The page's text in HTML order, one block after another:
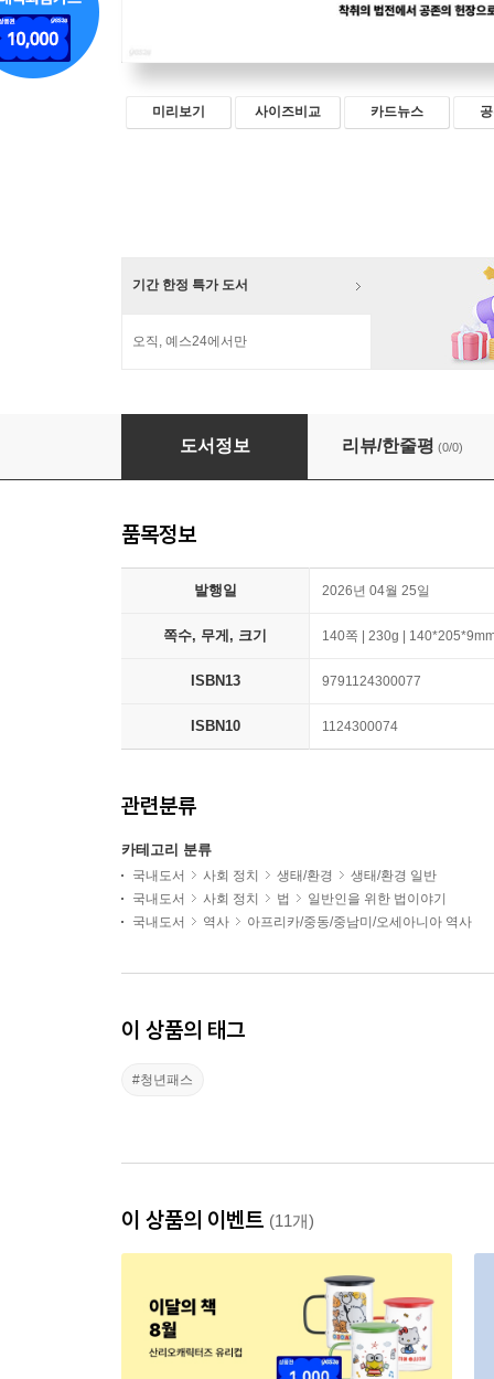
미리보기 사이즈비교 카드뉴스
기간 한정 특가 도서
오직, 예스24에서만
지구법학의 시대
도서정보 리뷰/한줄평 (0/0)
품목정보
발행일 2026년 04월 25일
쪽수, 무게, 크기 140쪽 | 230g |
ISBN13 9791124300077
ISBN10 1124300074
관련분류
카테고리 분류
국내도서 사회 정치 생태/환경
생태/환경 일반
국내도서
사회 정치 법
일반인을 위한 법이야기
국내도서
역사 아프리카/중동/중남미/오세아니아 역사
이 상품의 태그
#청년패스
이 상품의 이벤트 (11개)